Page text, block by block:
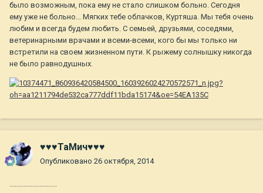
было возможным, пока ему не стало слишком больно. Сегодня
ему уже не больно... Мягких тебе облачков, Куртяша. Мы тебя очень
любим и всегда будем любить. С семьей, друзьями, соседями,
ветеринарными врачами и всеми-всеми, кого бы мы только ни
встретили на своем жизненном пути. К рыжему солнышку никогда
не было равнодушных.
♥♥♥ТаМич♥♥♥
Опубликовано 26 октября, 2014
...........................